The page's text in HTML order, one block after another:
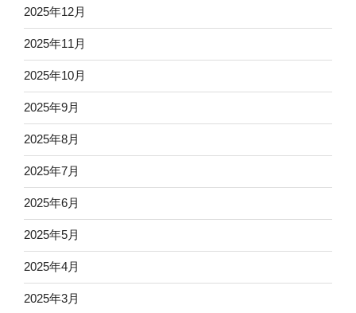
2025年12月
2025年11月
2025年10月
2025年9月
2025年8月
2025年7月
2025年6月
2025年5月
2025年4月
2025年3月